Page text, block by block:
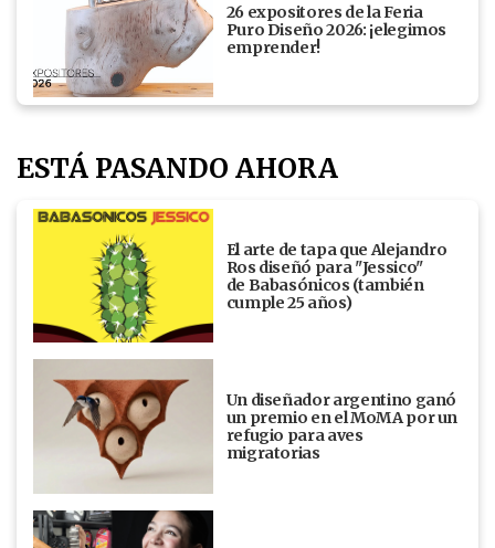
26 expositores de la Feria
Puro Diseño 2026: ¡elegimos
emprender!
ESTÁ PASANDO AHORA
El arte de tapa que Alejandro
Ros diseñó para "Jessico"
de Babasónicos (también
cumple 25 años)
Un diseñador argentino ganó
un premio en el MoMA por un
refugio para aves
migratorias